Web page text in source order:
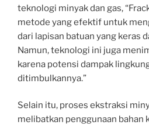
teknologi minyak dan gas,
metode yang efektif untuk
dari lapisan batuan yang keras
Namun, teknologi ini juga
karena potensi dampak
ditimbulkannya.”
Selain itu, proses ekstraksi
melibatkan penggunaan bahan